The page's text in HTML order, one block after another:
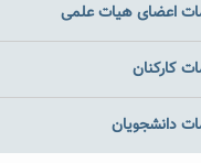
اعضای هیات علمی
کارکنان
دانشجویان